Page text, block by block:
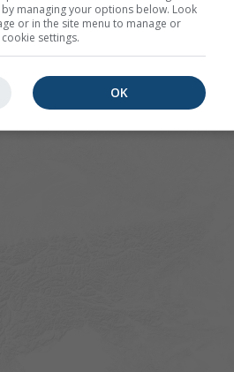
managing your options below. Look
or in the site menu to manage or
settings.
OK